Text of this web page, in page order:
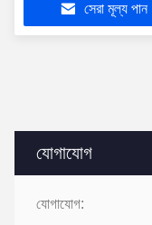
যোগাযোগ
যোগাযোগ:
কারপ্লে প্লেয়ারসেরা মূল্য পান